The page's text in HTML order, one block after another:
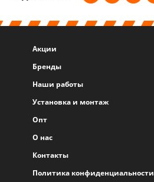
Акции
Бренды
Наши работы
Установка и монтаж
Опт
О нас
Контакты
Политика конфиденциальности